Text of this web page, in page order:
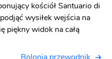
kościół Santuario di
wysiłek wejścia na
piękny widok na całą